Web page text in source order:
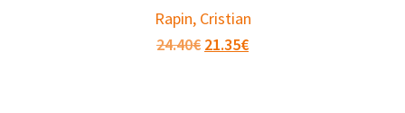
Rapin, Cristian
24.40€ Le
21.35€Le